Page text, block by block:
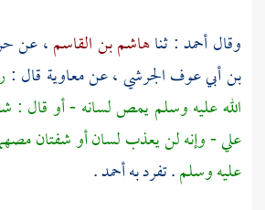
وقالأحمد: ثناهاشم بن القاسم، عن
بن أبي عوف الجرشي، عنمعاوية قال :
الله عليه وسلم يمص لسانه - أو قال :
علي- وإنه لن يعذب لسان أو شفتان
عليه وسلم. تفرد بهأحمد.